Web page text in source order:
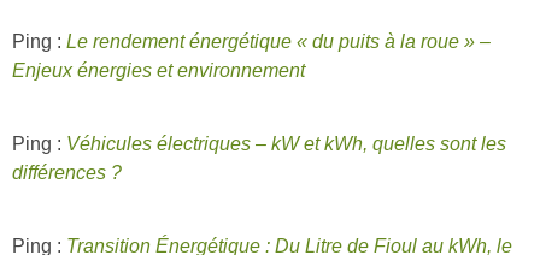
Ping : Le rendement énergétique « du puits à la roue » –
Enjeux énergies et environnement
Ping : Véhicules électriques – kW et kWh, quelles sont les
différences ?
Ping : Transition Énergétique : Du Litre de Fioul au kWh, le